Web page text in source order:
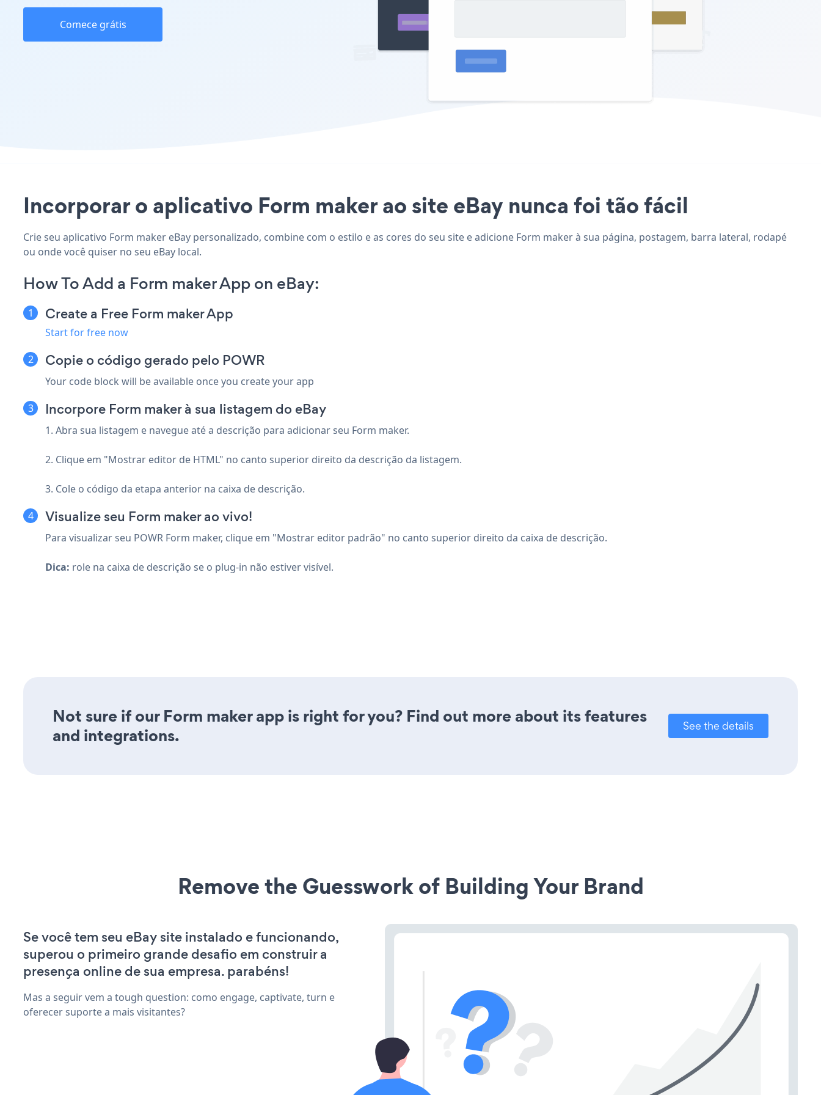
Comece grátis
Incorporar o aplicativo Form maker ao site eBay nunca foi tão fácil
Crie seu aplicativo Form maker eBay personalizado, combine com o estilo e as cores do seu site e adicione Form maker à sua página, postagem, barra lateral, rodapé
ou onde você quiser no seu eBay local.
How To Add a Form maker App on eBay:
Create a Free Form maker App
Start for free now
Copie o código gerado pelo POWR
Your code block will be available once you create your app
Incorpore Form maker à sua listagem do eBay
1. Abra sua listagem e navegue até a descrição para adicionar seu Form maker.
2. Clique em "Mostrar editor de HTML" no canto superior direito da descrição da listagem.
3. Cole o código da etapa anterior na caixa de descrição.
Visualize seu Form maker ao vivo!
Para visualizar seu POWR Form maker, clique em "Mostrar editor padrão" no canto superior direito da caixa de descrição.
Dica: role na caixa de descrição se o plug-in não estiver visível.
Not sure if our Form maker app is right for you? Find out more about its features
and integrations.
See the details
Remove the Guesswork of Building Your Brand
Se você tem seu eBay site instalado e funcionando,
superou o primeiro grande desafio em construir a
presença online de sua empresa. parabéns!
Mas a seguir vem a tough question: como engage, captivate, turn e
oferecer suporte a mais visitantes?